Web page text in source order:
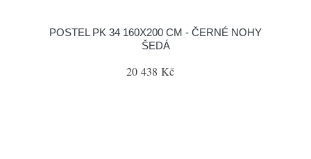
POSTEL PK 34 160X200 CM - ČERNÉ NOHY
ŠEDÁ
20 438 Kč